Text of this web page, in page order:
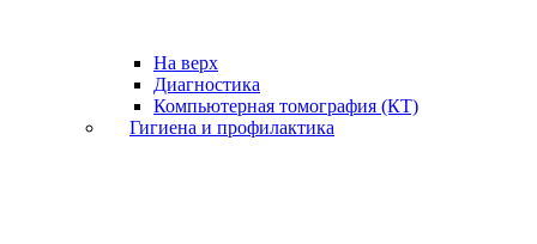
На верх
Диагностика
Компьютерная томография (КТ)
Гигиена и профилактика